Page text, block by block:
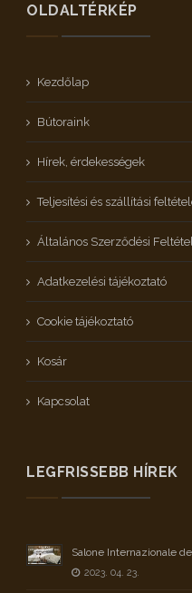
OLDALTÉRKÉP
Kezdőlap
Bútoraink
Hírek, érdekességek
Teljesítési és szállítási
Általános Szerződési
Adatkezelési tájékoztató
Cookie tájékoztató
Kosár
Kapcsolat
LEGFRISSEBB HÍREK
Salone Internazionale
2023. 04. 23.